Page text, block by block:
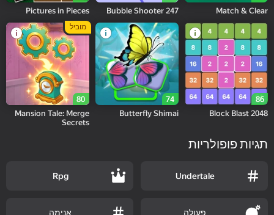
Match & Clear
Bubble Shooter 247
Pictures in Pieces
86
Block Blast 2048
74
Butterfly Shimai
80
מוביל
Mansion Tale: Merge
Secrets
תגיות פופולריות
Undertale
Rpg
פעולה אנימה